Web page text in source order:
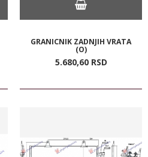
GRANICNIK ZADNJIH VRATA
(O)
5.680,60 RSD